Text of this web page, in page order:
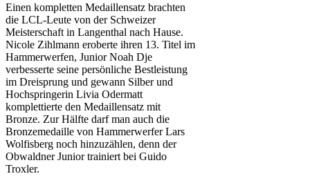
Einen kompletten Medaillensatz brachten
die LCL-Leute von der Schweizer
Meisterschaft in Langenthal nach Hause.
Nicole Zihlmann eroberte ihren 13. Titel im
Hammerwerfen, Junior Noah Dje
verbesserte seine persönliche Bestleistung
im Dreisprung und gewann Silber und
Hochspringerin Livia Odermatt
komplettierte den Medaillensatz mit
Bronze. Zur Hälfte darf man auch die
Bronzemedaille von Hammerwerfer Lars
Wolfisberg noch hinzuzählen, denn der
Obwaldner Junior trainiert bei Guido
Troxler.